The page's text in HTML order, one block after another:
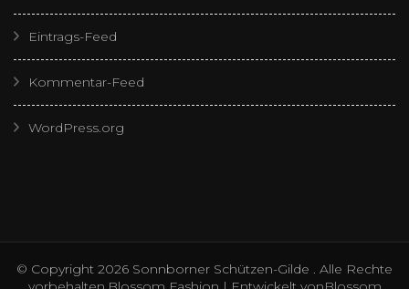
Eintrags-Feed
Kommentar-Feed
WordPress.org
© Copyright 2026 Sonnborner Schützen-Gilde
. Alle Rechte